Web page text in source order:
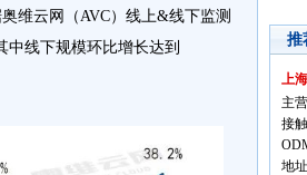
维云网（AVC）线上&线下监测
中线下规模环比增长达到
推
上
主
接
地